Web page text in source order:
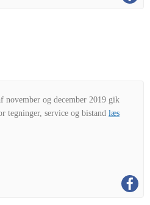
november og december 2019 gik
tegninger, service og bistand læs